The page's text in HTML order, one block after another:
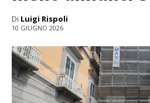
Di Luigi Rispoli
10 GIUGNO 2026